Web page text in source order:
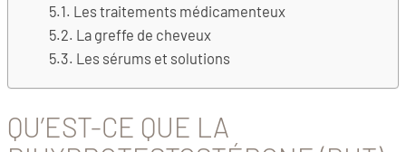
Les traitements médicamenteux
La greffe de cheveux
Les sérums et solutions
QU’EST-CE QUE LA